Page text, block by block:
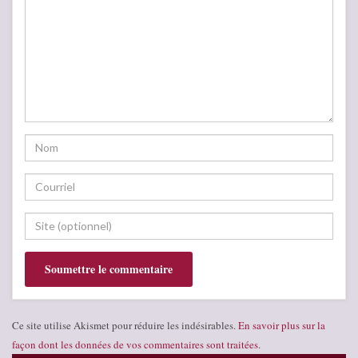
Ce site utilise Akismet pour réduire les indésirables. En savoir plus sur la
façon dont les données de vos commentaires sont traitées.